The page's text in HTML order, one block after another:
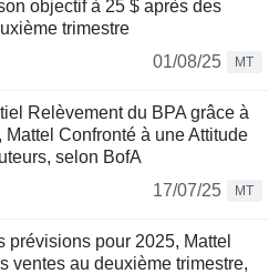
objectif à 25 $ après des
trimestre
01/08/25
MT
Relèvement du BPA grâce à
Confronté à une Attitude
selon BofA
17/07/25
MT
prévisions pour 2025, Mattel
ventes au deuxième trimestre,